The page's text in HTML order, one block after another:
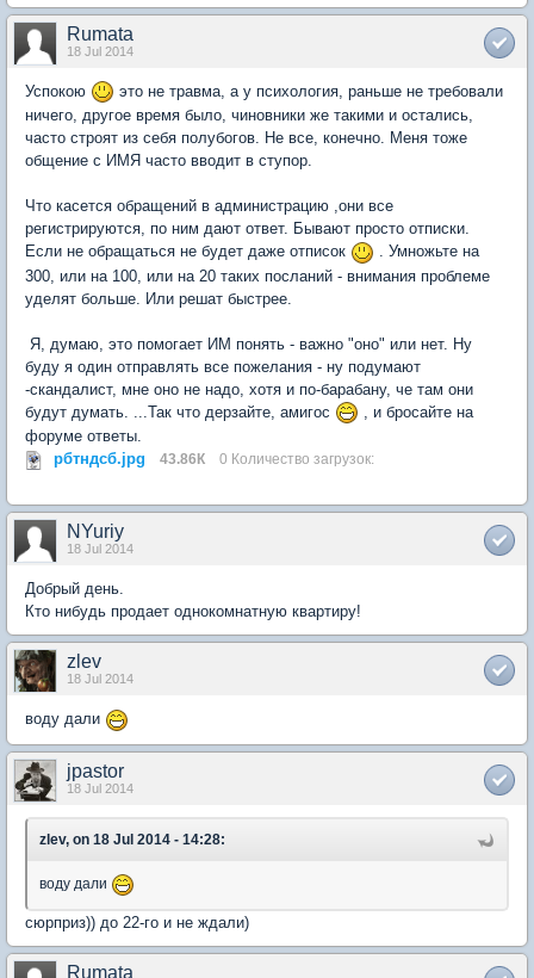
Rumata
18 Jul 2014
Успокою
это не травма, а у психология, раньше не требовали
ничего, другое время было, чиновники же такими и остались,
часто строят из себя полубогов. Не все, конечно. Меня тоже
общение с ИМЯ часто вводит в ступор.
Что касется обращений в администрацию ,они все
регистрируются, по ним дают ответ. Бывают просто отписки.
Если не обращаться не будет даже отписок
. Умножьте на
300, или на 100, или на 20 таких посланий - внимания проблеме
уделят больше. Или решат быстрее.
Я, думаю, это помогает ИМ понять - важно "оно" или нет. Ну
буду я один отправлять все пожелания - ну подумают
-скандалист, мне оно не надо, хотя и по-барабану, че там они
будут думать. ...Так что дерзайте, амигос
, и бросайте на
форуме ответы.
рбтндсб.jpg
43.86К 0 Количество загрузок:
NYuriy
18 Jul 2014
Добрый день.
Кто нибудь продает однокомнатную квартиру!
zlev
18 Jul 2014
воду дали
jpastor
18 Jul 2014
zlev, on 18 Jul 2014 - 14:28:
воду дали
сюрприз)) до 22-го и не ждали)
Rumata